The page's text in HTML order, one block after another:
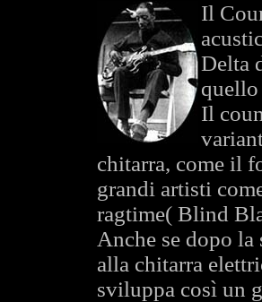
Il
Delta
Il
chitarra, come il
grandi artisti
ragtime( Blind
Anche se dopo
alla chitarra
sviluppa così un